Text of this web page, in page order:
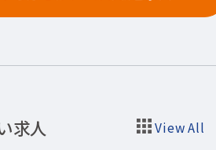
求人 View All